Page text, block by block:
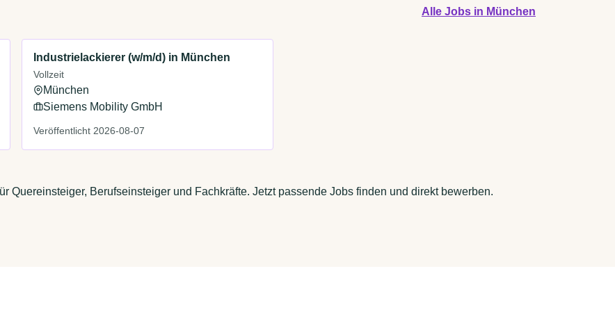
Alle Jobs in München
Industrielackierer (w/m/d) in München
Vollzeit
München
Siemens Mobility GmbH
Veröffentlicht 2026-08-07
Quereinsteiger, Berufseinsteiger und Fachkräfte. Jetzt passende Jobs finden und direkt bewerben.